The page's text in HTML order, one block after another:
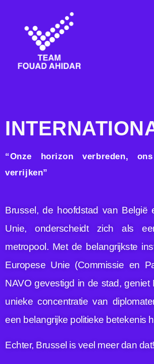
Internationaal
“Onze horizon verbreden,
verrijken”
Brussel, de hoofdstad van België
Unie, onderscheidt zich als
metropool. Met de belangrijkste
Europese Unie (Commissie en
NAVO gevestigd in de stad, geniet
unieke concentratie van
een belangrijke politieke betekenis
Echter, Brussel is veel meer dan dat!